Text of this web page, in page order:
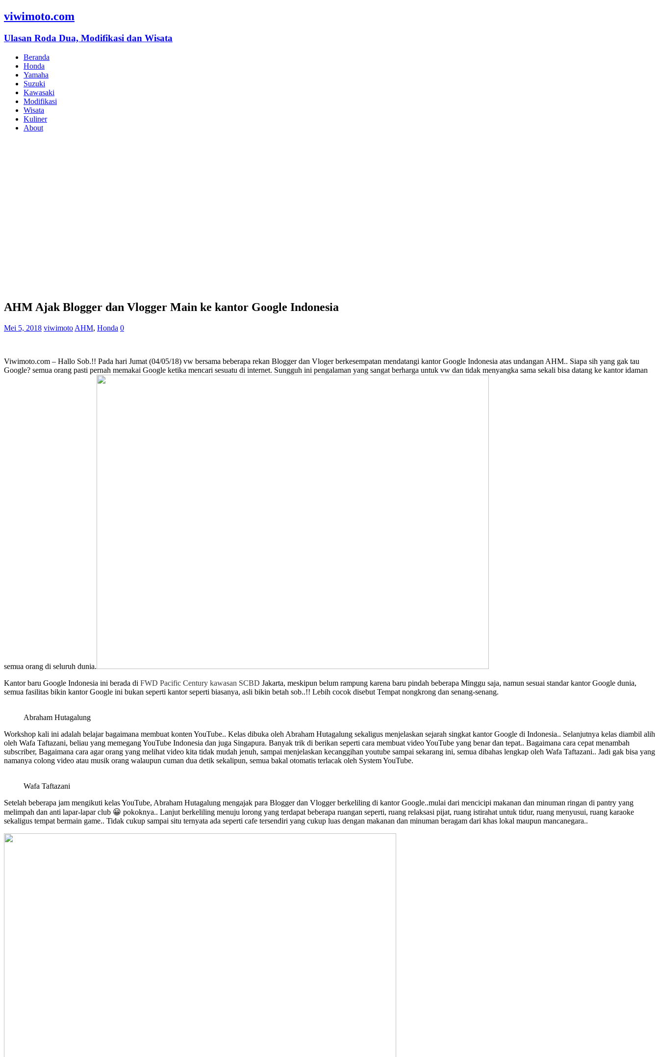
viwimoto.com
Ulasan Roda Dua, Modifikasi dan Wisata
Beranda
Honda
Yamaha
Suzuki
Kawasaki
Modifikasi
Wisata
Kuliner
About
AHM Ajak Blogger dan Vlogger Main ke kantor Google Indonesia
Mei 5, 2018 viwimoto AHM, Honda 0
Viwimoto.com – Hallo Sob.!! Pada hari Jumat (04/05/18) vw bersama beberapa rekan Blogger dan Vloger berkesempatan mendatangi kantor Google Indonesia atas undangan AHM.. Siapa sih yang gak tau
Google? semua orang pasti pernah memakai Google ketika mencari sesuatu di internet. Sungguh ini pengalaman yang sangat berharga untuk vw dan tidak menyangka sama sekali bisa datang ke kantor idaman
semua orang di seluruh dunia.
Kantor baru Google Indonesia ini berada di FWD Pacific Century kawasan SCBD Jakarta, meskipun belum rampung karena baru pindah beberapa Minggu saja, namun sesuai standar kantor Google dunia,
semua fasilitas bikin kantor Google ini bukan seperti kantor seperti biasanya, asli bikin betah sob..!! Lebih cocok disebut Tempat nongkrong dan senang-senang.
Abraham Hutagalung
Workshop kali ini adalah belajar bagaimana membuat konten YouTube.. Kelas dibuka oleh Abraham Hutagalung sekaligus menjelaskan sejarah singkat kantor Google di Indonesia.. Selanjutnya kelas diambil alih
oleh Wafa Taftazani, beliau yang memegang YouTube Indonesia dan juga Singapura. Banyak trik di berikan seperti cara membuat video YouTube yang benar dan tepat.. Bagaimana cara cepat menambah
subscriber, Bagaimana cara agar orang yang melihat video kita tidak mudah jenuh, sampai menjelaskan kecanggihan youtube sampai sekarang ini, semua dibahas lengkap oleh Wafa Taftazani.. Jadi gak bisa yang
namanya colong video atau musik orang walaupun cuman dua detik sekalipun, semua bakal otomatis terlacak oleh System YouTube.
Wafa Taftazani
Setelah beberapa jam mengikuti kelas YouTube, Abraham Hutagalung mengajak para Blogger dan Vlogger berkeliling di kantor Google..mulai dari mencicipi makanan dan minuman ringan di pantry yang
melimpah dan anti lapar-lapar club 😀 pokoknya.. Lanjut berkeliling menuju lorong yang terdapat beberapa ruangan seperti, ruang relaksasi pijat, ruang istirahat untuk tidur, ruang menyusui, ruang karaoke
sekaligus tempat bermain game.. Tidak cukup sampai situ ternyata ada seperti cafe tersendiri yang cukup luas dengan makanan dan minuman beragam dari khas lokal maupun mancanegara..